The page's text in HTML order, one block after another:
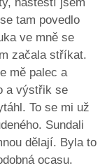
naštěstí jsem
tam povedlo
ve mně se
začala stříkat.
mě palec a
a výstřik se
To se mi už
Sundali
dělají. Byla to
ocasu.